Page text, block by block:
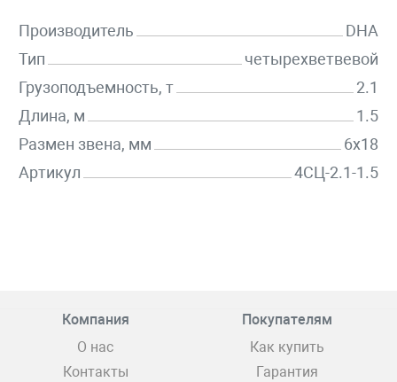
Производитель
DHA
Тип
четырехветвевой
Грузоподъемность, т
2.1
Длина, м
1.5
Размен звена, мм
6х18
Артикул
4СЦ-2.1-1.5
Компания
О нас
Контакты
Покупателям
Как купить
Гарантия